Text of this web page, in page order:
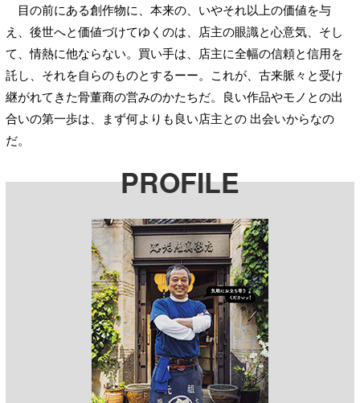
目の前にある創作物に、本来の、いやそれ以上の価値を与
え、後世へと価値づけてゆくのは、店主の眼識と心意気、そし
て、情熱に他ならない。買い手は、店主に全幅の信頼と信用を
託し、それを自らのものとするーー。これが、古来脈々と受け
継がれてきた骨董商の営みのかたちだ。良い作品やモノとの出
合いの第一歩は、まず何よりも良い店主との 出会いからなの
だ。
PROFILE